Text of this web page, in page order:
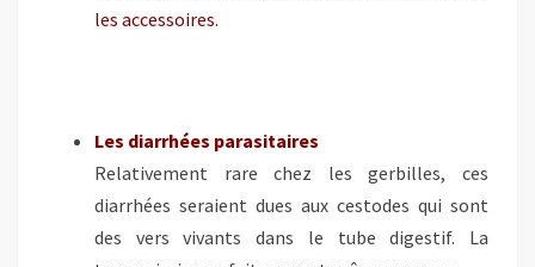
les accessoires.
Les diarrhées parasitaires
Relativement rare chez les gerbilles, ces
diarrhées seraient dues aux cestodes qui sont
des vers vivants dans le tube digestif. La